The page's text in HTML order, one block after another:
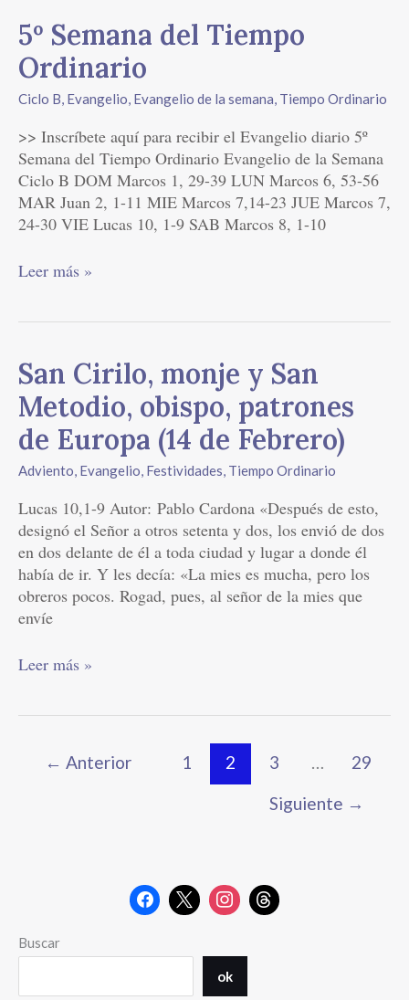
5º Semana del Tiempo
Ordinario
Ciclo B, Evangelio, Evangelio de la semana, Tiempo Ordinario
>> Inscríbete aquí para recibir el Evangelio diario 5º
Semana del Tiempo Ordinario Evangelio de la Semana
Ciclo B DOM Marcos 1, 29-39 LUN Marcos 6, 53-56
MAR Juan 2, 1-11 MIE Marcos 7,14-23 JUE Marcos 7,
24-30 VIE Lucas 10, 1-9 SAB Marcos 8, 1-10
5º
Semana
del
Tiempo
Leer más »
San Cirilo, monje y San
Metodio, obispo, patrones
de Europa (14 de Febrero)
Adviento Evangelio Festividades Tiempo Ordinario
Lucas 10,1-9 Autor: Pablo Cardona «Después de esto,
designó el Señor a otros setenta y dos, los envió de dos
en dos delante de él a toda ciudad y lugar a donde él
había de ir. Y les decía: «La mies es mucha, pero los
obreros pocos. Rogad, pues, al señor de la mies que
envíe
San
Cirilo,
monje
y
San
Metodio,
obispo,
patrones
de
Europa
(14
de
Febrero)
Leer más »
← Anterior 1 2 3 …
29
Siguiente →
Buscar
ok